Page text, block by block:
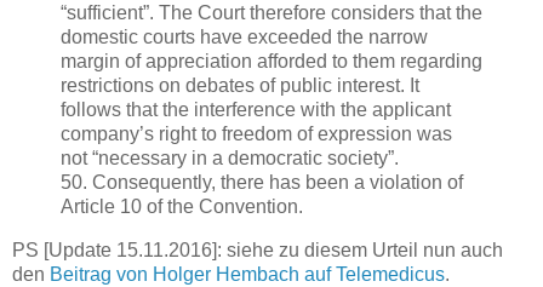
“sufficient”. The Court therefore considers that the
domestic courts have exceeded the narrow
margin of appreciation afforded to them regarding
restrictions on debates of public interest. It
follows that the interference with the applicant
company’s right to freedom of expression was
not “necessary in a democratic society”.
50. Consequently, there has been a violation of
Article 10 of the Convention.
PS [Update 15.11.2016]: siehe zu diesem Urteil nun auch
den Beitrag von Holger Hembach auf Telemedicus.